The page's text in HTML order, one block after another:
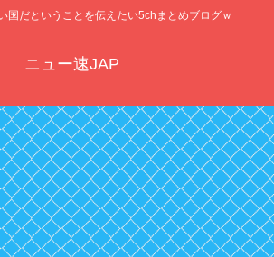
国だということを伝えたい5chまとめブログｗ
ニュー速JAP